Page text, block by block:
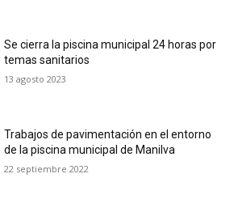
Se cierra la piscina municipal 24 horas por
temas sanitarios
13 agosto 2023
Trabajos de pavimentación en el entorno
de la piscina municipal de Manilva
22 septiembre 2022